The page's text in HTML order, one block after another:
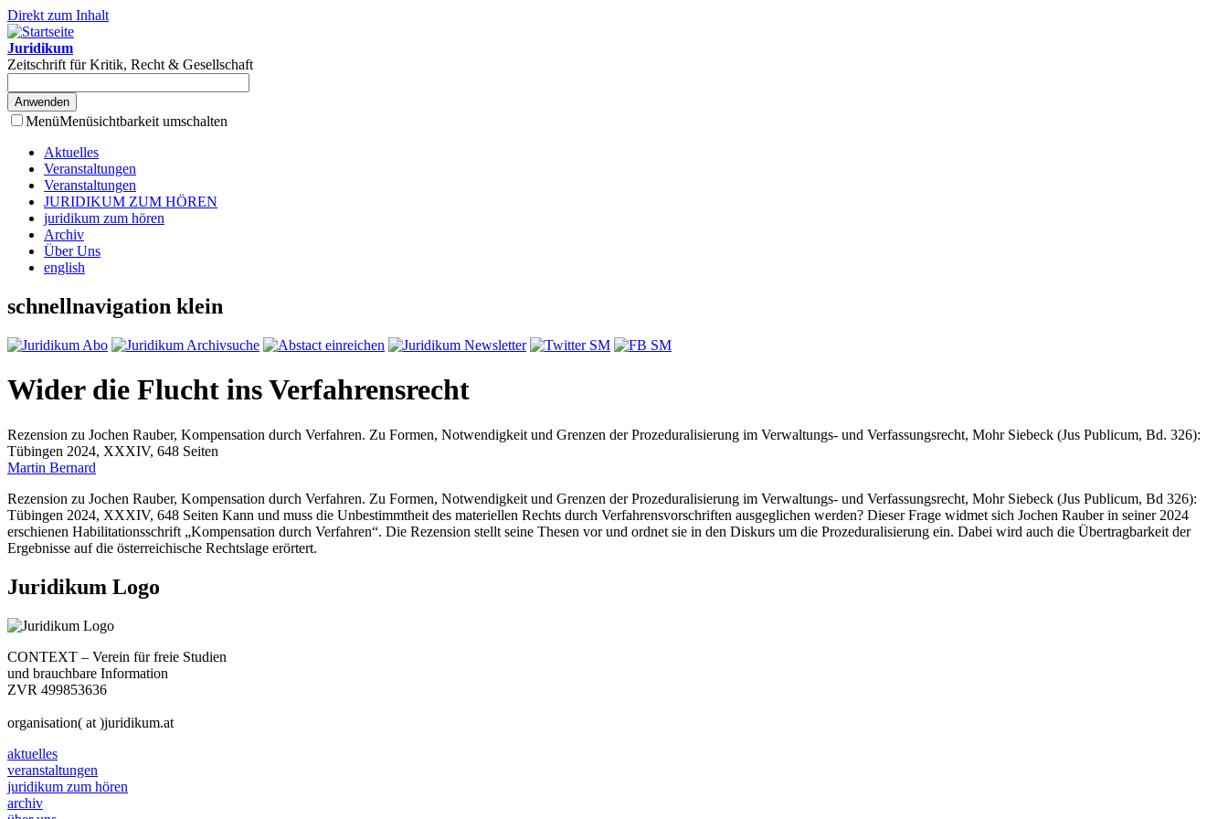
Direkt zum Inhalt
Juridikum
Zeitschrift für Kritik, Recht & Gesellschaft
MenüMenüsichtbarkeit umschalten
Aktuelles
Veranstaltungen
Veranstaltungen
JURIDIKUM ZUM HÖREN
juridikum zum hören
Archiv
Über Uns
english
schnellnavigation klein
Wider die Flucht ins Verfahrensrecht
Rezension zu Jochen Rauber, Kompensation durch Verfahren. Zu Formen, Notwendigkeit und Grenzen der Prozeduralisierung im Verwaltungs- und Verfassungsrecht, Mohr Siebeck (Jus Publicum, Bd. 326):
Tübingen 2024, XXXIV, 648 Seiten
Martin Bernard
Rezension zu Jochen Rauber, Kompensation durch Verfahren. Zu Formen, Notwendigkeit und Grenzen der Prozeduralisierung im Verwaltungs- und Verfassungsrecht, Mohr Siebeck (Jus Publicum, Bd 326):
Tübingen 2024, XXXIV, 648 Seiten Kann und muss die Unbestimmtheit des materiellen Rechts durch Verfahrensvorschriften ausgeglichen werden? Dieser Frage widmet sich Jochen Rauber in seiner 2024
erschienen Habilitationsschrift „Kompensation durch Verfahren“. Die Rezension stellt seine Thesen vor und ordnet sie in den Diskurs um die Prozeduralisierung ein. Dabei wird auch die Übertragbarkeit der
Ergebnisse auf die österreichische Rechtslage erörtert.
Juridikum Logo
CONTEXT – Verein für freie Studien
und brauchbare Information
ZVR 499853636
organisation( at )juridikum.at
aktuelles
veranstaltungen
juridikum zum hören
archiv